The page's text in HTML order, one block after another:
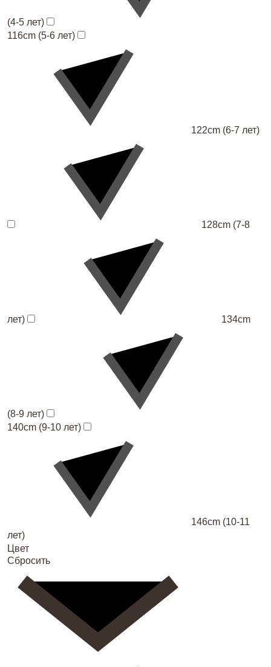
(4-5 лет)
116cm (5-6 лет)
122cm (6-7 лет)
128cm (7-8
лет) 134cm
(8-9 лет)
140cm (9-10 лет)
146cm (10-11
лет)
Цвет
Сбросить